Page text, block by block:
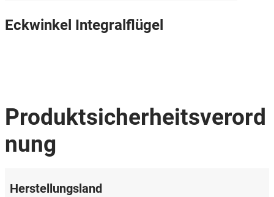
Eckwinkel Integralflügel
Produktsicherheitsverord
nung
Herstellungsland